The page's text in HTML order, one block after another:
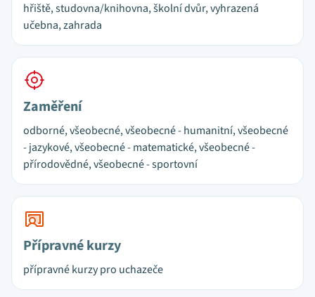
hřiště, studovna/knihovna, školní dvůr, vyhrazená
učebna, zahrada
Zaměření
odborné, všeobecné, všeobecné - humanitní, všeobecné
- jazykové, všeobecné - matematické, všeobecné -
přírodovědné, všeobecné - sportovní
Přípravné kurzy
přípravné kurzy pro uchazeče